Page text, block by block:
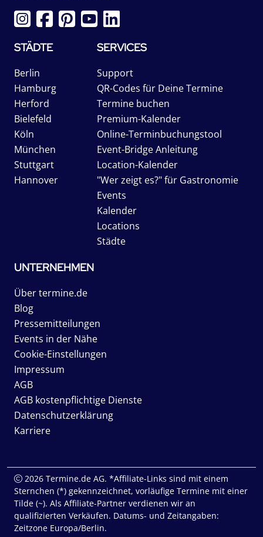
STÄDTE
Berlin
Hamburg
Herford
Bielefeld
Köln
München
Stuttgart
Hannover
SERVICES
Support
QR-Codes für Deine Termine
Termine buchen
Premium-Kalender
Online-Terminbuchungstool
Event-Bridge Anleitung
Location-Kalender
"Wer zeigt es?" für Gastronomie
Events
Kalender
Locations
Städte
UNTERNEHMEN
Über termine.de
Blog
Pressemitteilungen
Events in der Nähe
Cookie-Einstellungen
Impressum
AGB
AGB kostenpflichtige Dienste
Datenschutzerklärung
Karriere
2026 Termine.de AG. *Affiliate-Links sind mit einem
Sternchen (*) gekennzeichnet, vorläufige Termine mit einer
Tilde (~). Als Affiliate-Partner verdienen wir an
qualifizierten Verkäufen. Datums- und Zeitangaben:
Zeitzone Europa/Berlin.